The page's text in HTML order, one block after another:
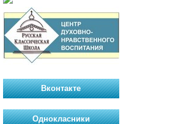
Вконтакте
Однокласники